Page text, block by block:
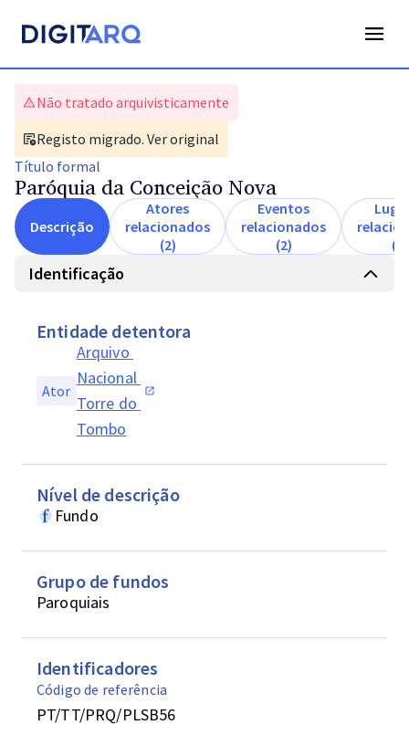
Não tratado arquivisticamente
Registo migrado. Ver original
Título formal
Paróquia da Conceição Nova
Descrição
Atores
relacionados
(2)
Eventos
relacionados
(2)
(2)
Identificação
Entidade detentora
Ator
Arquivo
Nacional
Torre do
Tombo
Nível de descrição
Fundo
Grupo de fundos
Paroquiais
Identificadores
Código de referência
PT/TT/PRQ/PLSB56